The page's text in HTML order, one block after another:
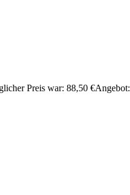
Preis war: 88,50 €Angebot: